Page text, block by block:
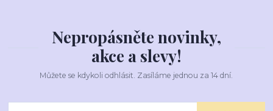
Nepropásněte novinky,
akce a slevy!
Můžete se kdykoli odhlásit. Zasíláme jednou za 14 dní.